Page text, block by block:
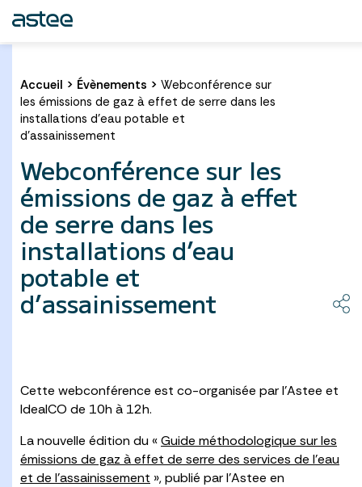
Accueil > Évènements > Webconférence sur
les émissions de gaz à effet de serre dans les
installations d’eau potable et
d’assainissement
Webconférence sur les
émissions de gaz à effet
de serre dans les
installations d’eau
potable et
d’assainissement
Cette webconférence est co-organisée par l’Astee et
IdealCO de 10h à 12h.
La nouvelle édition du «Guide méthodologique sur les
émissions de gaz à effet de serre des services de l’eau
et de l’assainissement », publié par l’Astee en